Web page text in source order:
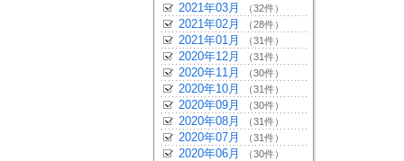
2021年03月 （32件）
2021年02月 （28件）
2021年01月 （31件）
2020年12月 （31件）
2020年11月 （30件）
2020年10月 （31件）
2020年09月 （30件）
2020年08月 （31件）
2020年07月 （31件）
2020年06月 （30件）